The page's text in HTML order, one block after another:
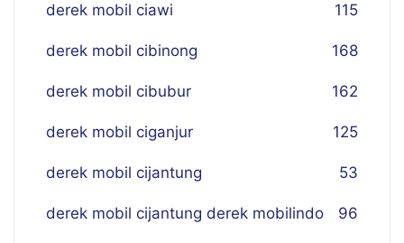
derek mobil ciawi 115
derek mobil cibinong 168
derek mobil cibubur 162
derek mobil ciganjur 125
derek mobil cijantung 53
derek mobil cijantung derek mobilindo 96